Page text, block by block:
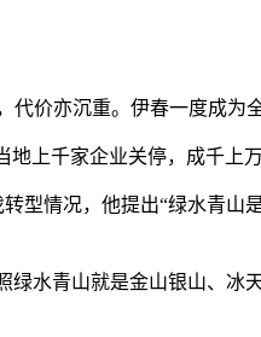
亦沉重。伊春一度成为
上千家企业关停，成千上万
情况，他提出“绿水青山
水青山就是金山银山、冰